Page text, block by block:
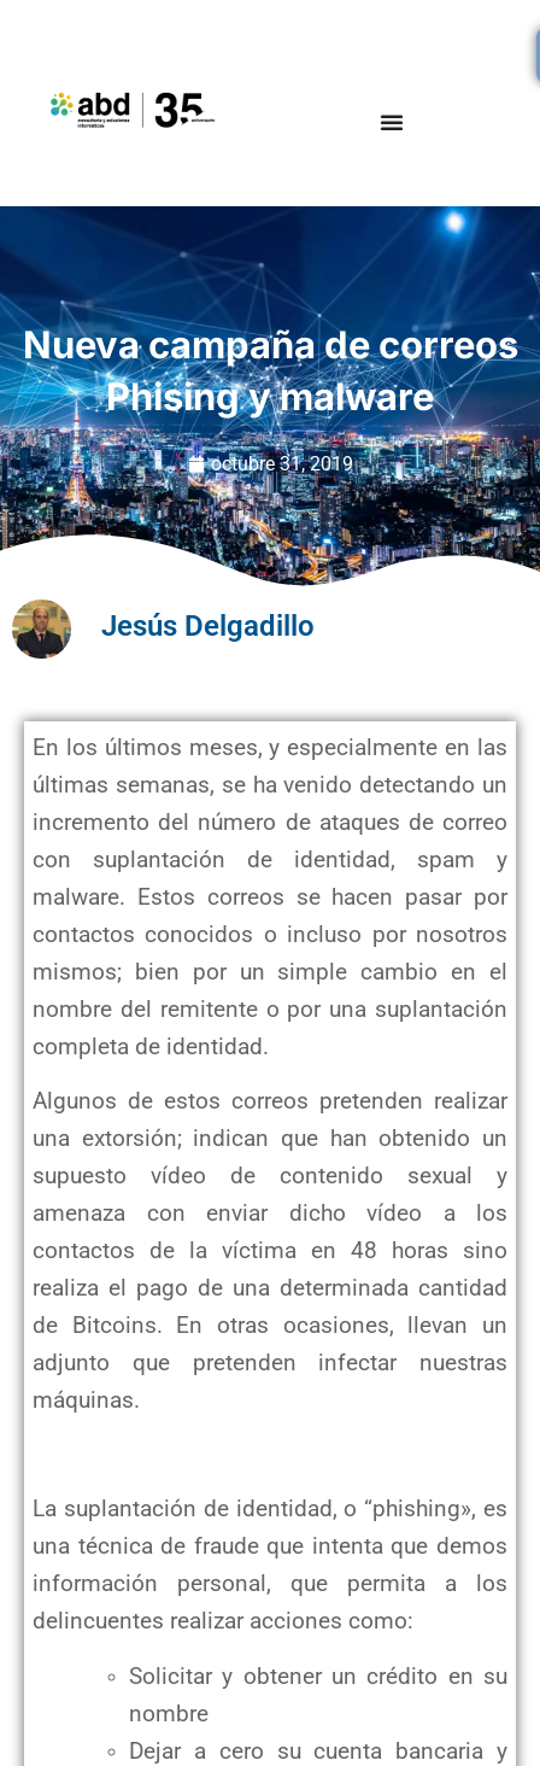
Nueva campaña de correos
Phising y malware
octubre 31, 2019
Jesús Delgadillo
En los últimos meses, y especialmente en las
últimas semanas, se ha venido detectando un
incremento del número de ataques de correo
con suplantación de identidad, spam y
malware. Estos correos se hacen pasar por
contactos conocidos o incluso por nosotros
mismos; bien por un simple cambio en el
nombre del remitente o por una suplantación
completa de identidad.
Algunos de estos correos pretenden realizar
una extorsión; indican que han obtenido un
supuesto vídeo de contenido sexual y
amenaza con enviar dicho vídeo a los
contactos de la víctima en 48 horas sino
realiza el pago de una determinada cantidad
de Bitcoins. En otras ocasiones, llevan un
adjunto que pretenden infectar nuestras
máquinas.
La suplantación de identidad, o “phishing», es
una técnica de fraude que intenta que demos
información personal, que permita a los
delincuentes realizar acciones como:
Solicitar y obtener un crédito en su
nombre
Dejar a cero su cuenta bancaria y